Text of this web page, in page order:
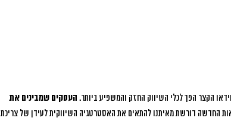
העסקים שמבינים את
החדשה דורשת מאיתנו להתאים את האסטרטגיה השיווקית לעידן של צריכת